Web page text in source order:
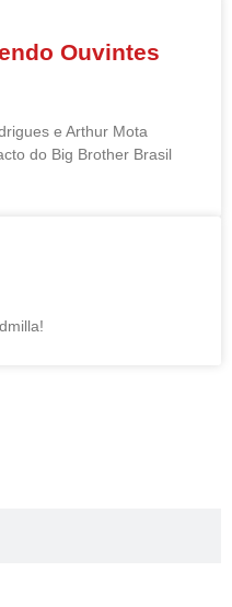
Ouvintes
e Arthur Mota
do Big Brother Brasil